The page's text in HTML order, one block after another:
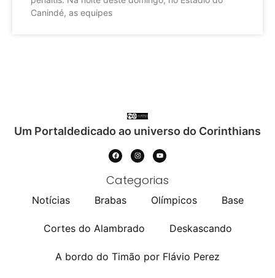
Canindé, as equipes
Um Portaldedicado ao universo do Corinthians
Categorias
Notícias Brabas Olímpicos Base
Cortes do Alambrado Deskascando
A bordo do Timão por Flávio Perez